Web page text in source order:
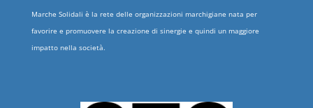
Marche Solidali è la rete delle organizzazioni marchigiane nata per
favorire e promuovere la creazione di sinergie e quindi un maggiore
impatto nella società.